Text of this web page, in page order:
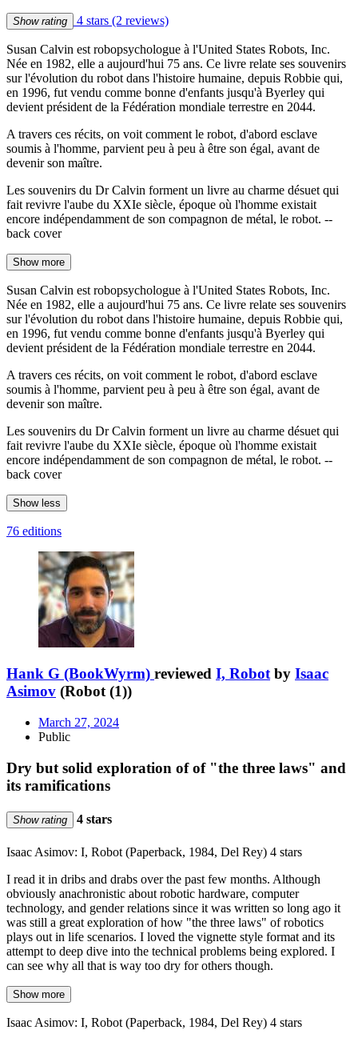
Show rating 4 stars (2 reviews)
Susan Calvin est robopsychologue à l'United States Robots, Inc.
Née en 1982, elle a aujourd'hui 75 ans. Ce livre relate ses souvenirs
sur l'évolution du robot dans l'histoire humaine, depuis Robbie qui,
en 1996, fut vendu comme bonne d'enfants jusqu'à Byerley qui
devient président de la Fédération mondiale terrestre en 2044.
A travers ces récits, on voit comment le robot, d'abord esclave
soumis à l'homme, parvient peu à peu à être son égal, avant de
devenir son maître.
Les souvenirs du Dr Calvin forment un livre au charme désuet qui
fait revivre l'aube du XXIe siècle, époque où l'homme existait
encore indépendamment de son compagnon de métal, le robot. --
back cover
Show more
Susan Calvin est robopsychologue à l'United States Robots, Inc.
Née en 1982, elle a aujourd'hui 75 ans. Ce livre relate ses souvenirs
sur l'évolution du robot dans l'histoire humaine, depuis Robbie qui,
en 1996, fut vendu comme bonne d'enfants jusqu'à Byerley qui
devient président de la Fédération mondiale terrestre en 2044.
A travers ces récits, on voit comment le robot, d'abord esclave
soumis à l'homme, parvient peu à peu à être son égal, avant de
devenir son maître.
Les souvenirs du Dr Calvin forment un livre au charme désuet qui
fait revivre l'aube du XXIe siècle, époque où l'homme existait
encore indépendamment de son compagnon de métal, le robot. --
back cover
Show less
76 editions
Hank G (BookWyrm) reviewed I, Robotby Isaac
Asimov (Robot (1))
March 27, 2024
Public
Dry but solid exploration of of "the three laws" and
its ramifications
Show rating 4 stars
Isaac Asimov: I, Robot (Paperback, 1984, Del Rey) 4 stars
I read it in dribs and drabs over the past few months. Although
obviously anachronistic about robotic hardware, computer
technology, and gender relations since it was written so long ago it
was still a great exploration of how "the three laws" of robotics
plays out in life scenarios. I loved the vignette style format and its
attempt to deep dive into the technical problems being explored. I
can see why all that is way too dry for others though.
Show more
Isaac Asimov: I, Robot (Paperback, 1984, Del Rey) 4 stars